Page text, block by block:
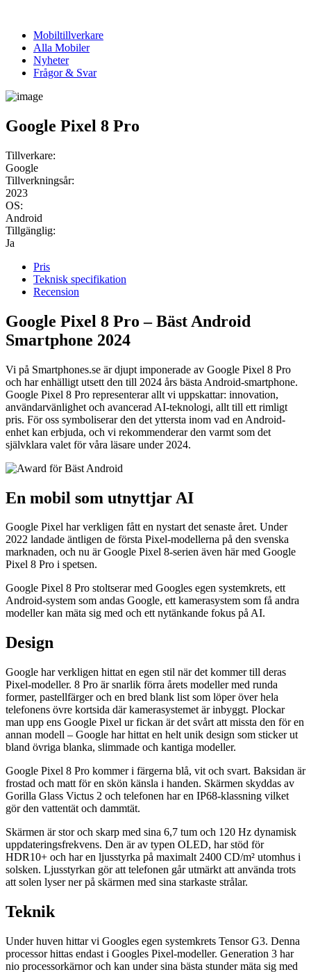
Mobiltillverkare
Alla Mobiler
Nyheter
Frågor & Svar
Google Pixel 8 Pro
Tillverkare:
Google
Tillverkningsår:
2023
OS:
Android
Tillgänglig:
Ja
Pris
Teknisk specifikation
Recension
Google Pixel 8 Pro – Bäst Android
Smartphone 2024
Vi på Smartphones.se är djupt imponerade av Google Pixel 8 Pro
och har enhälligt utsett den till 2024 års bästa Android-smartphone.
Google Pixel 8 Pro representerar allt vi uppskattar: innovation,
användarvänlighet och avancerad AI-teknologi, allt till ett rimligt
pris. För oss symboliserar den det yttersta inom vad en Android-
enhet kan erbjuda, och vi rekommenderar den varmt som det
självklara valet för våra läsare under 2024.
En mobil som utnyttjar AI
Google Pixel har verkligen fått en nystart det senaste året. Under
2022 landade äntligen de första Pixel-modellerna på den svenska
marknaden, och nu är Google Pixel 8-serien även här med Google
Pixel 8 Pro i spetsen.
Google Pixel 8 Pro stoltserar med Googles egen systemkrets, ett
Android-system som andas Google, ett kamerasystem som få andra
modeller kan mäta sig med och ett nytänkande fokus på AI.
Design
Google har verkligen hittat en egen stil när det kommer till deras
Pixel-modeller. 8 Pro är snarlik förra årets modeller med runda
former, pastellfärger och en bred blank list som löper över hela
telefonens övre kortsida där kamerasystemet är inbyggt. Plockar
man upp ens Google Pixel ur fickan är det svårt att missta den för en
annan modell – Google har hittat en helt unik design som sticker ut
bland övriga blanka, slimmade och kantiga modeller.
Google Pixel 8 Pro kommer i färgerna blå, vit och svart. Baksidan är
frostad och matt för en skön känsla i handen. Skärmen skyddas av
Gorilla Glass Victus 2 och telefonen har en IP68-klassning vilket
gör den vattentät och dammtät.
Skärmen är stor och skarp med sina 6,7 tum och 120 Hz dynamisk
uppdateringsfrekvens. Den är av typen OLED, har stöd för
HDR10+ och har en ljusstyrka på maximalt 2400 CD/m² utomhus i
solsken. Ljusstyrkan gör att telefonen går utmärkt att använda trots
att solen lyser ner på skärmen med sina starkaste strålar.
Teknik
Under huven hittar vi Googles egen systemkrets Tensor G3. Denna
processor hittas endast i Googles Pixel-modeller. Generation 3 har
nio processorkärnor och kan under sina bästa stunder mäta sig med